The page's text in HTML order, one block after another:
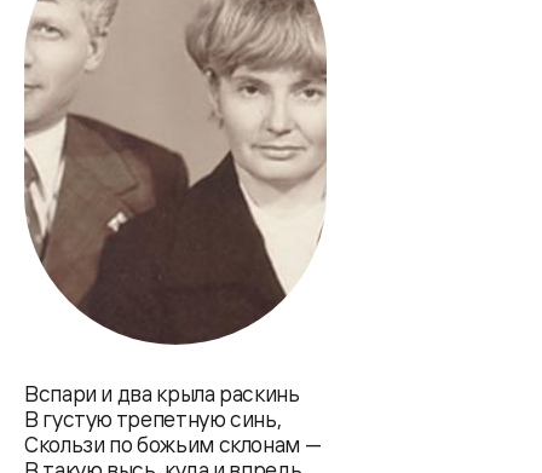
Вспари и два крыла раскинь
В густую трепетную синь,
Скользи по божьим склонам —